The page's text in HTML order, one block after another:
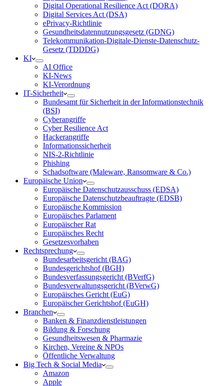
Digital Operational Resilience Act (DORA)
Digital Services Act (DSA)
ePrivacy-Richtlinie
Gesundheitsdatennutzungsgesetz (GDNG)
Telekommunikation-Digitale-Dienste-Datenschutz-
Gesetz (TDDDG)
KI
AI Office
KI-News
KI-Verordnung
IT-Sicherheit
Bundesamt für Sicherheit in der Informationstechnik
(BSI)
Cyberangriffe
Cyber Resilience Act
Hackerangriffe
Informationssicherheit
NIS-2-Richtlinie
Phishing
Schadsoftware (Maleware, Ransomware & Co.)
Europäische Union
Europäische Datenschutzausschuss (EDSA)
Europäische Datenschutzbeauftragte (EDSB)
Europäische Kommission
Europäisches Parlament
Europäischer Rat
Europäisches Recht
Gesetzesvorhaben
Rechtsprechung
Bundesarbeitsgericht (BAG)
Bundesgerichtshof (BGH)
Bundesverfassungsgericht (BVerfG)
Bundesverwaltungsgericht (BVerwG)
Europäisches Gericht (EuG)
Europäischer Gerichtshof (EuGH)
Branchen
Banken & Finanzdienstleistungen
Bildung & Forschung
Gesundheitswesen & Pharmazie
Kirchen, Vereine & NPOs
Öffentliche Verwaltung
Big Tech & Social Media
Amazon
Apple